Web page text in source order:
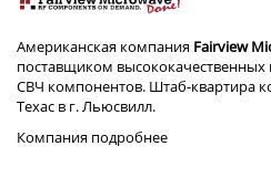
Американская компания Fairview
поставщиком высококачественных
СВЧ компонентов. Штаб-квартира
Техас в г. Льюсвилл.
Компания подробнее